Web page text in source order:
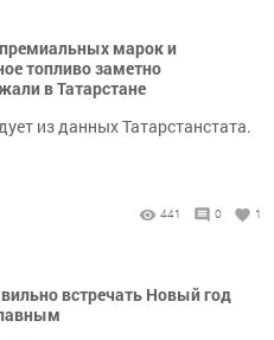
марок и
топливо заметно
в Татарстане
из данных Татарстанстата.
441 0 1
встречать Новый год